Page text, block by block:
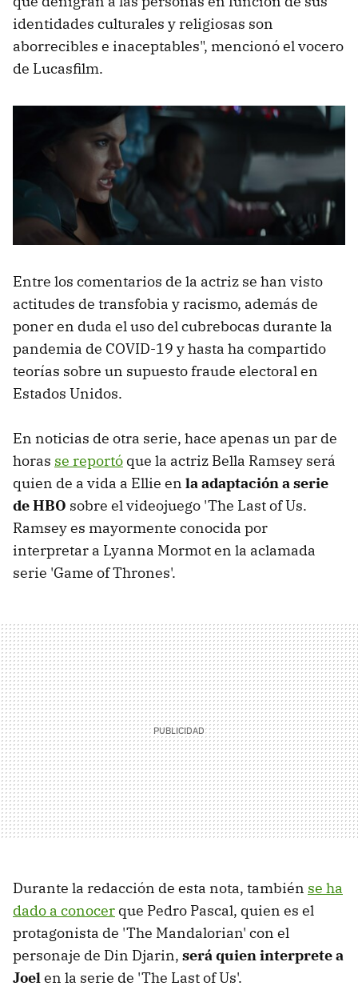
identidades culturales y religiosas son
aborrecibles e inaceptables", mencionó el vocero
de Lucasfilm.
Entre los comentarios de la actriz se han visto
actitudes de transfobia y racismo, además de
poner en duda el uso del cubrebocas durante la
pandemia de COVID-19 y hasta ha compartido
teorías sobre un supuesto fraude electoral en
Estados Unidos.
En noticias de otra serie, hace apenas un par de
horas se reportó que la actriz Bella Ramsey será
quien de a vida a Ellie en la adaptación a serie
de HBO sobre el videojuego 'The Last of Us.
Ramsey es mayormente conocida por
interpretar a Lyanna Mormot en la aclamada
serie 'Game of Thrones'.
Durante la redacción de esta nota, también se ha
dado a conocer que Pedro Pascal, quien es el
protagonista de 'The Mandalorian' con el
personaje de Din Djarin, será quien interprete a
Joelen la serie de 'The Last of Us'.